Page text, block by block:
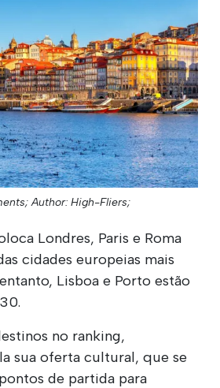
Author: High-Fliers;
Londres, Paris e Roma
cidades europeias mais
Lisboa e Porto estão
no ranking,
sua oferta cultural, que se
de partida para